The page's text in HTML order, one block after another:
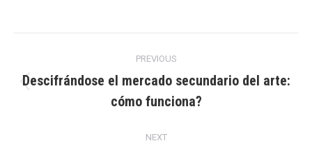
navigation
PREVIOUS
post:
Descifrándose el mercado secundario del arte:
cómo funciona?
NEXT